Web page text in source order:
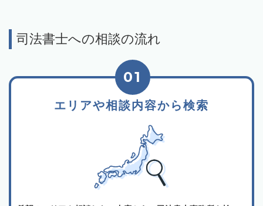
司法書士への相談の流れ
エリアや相談内容から検索
01